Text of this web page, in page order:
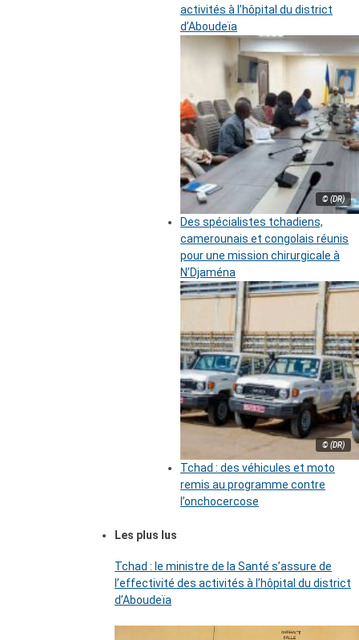
activités à l’hôpital du district
d’Aboudeïa
© (DR)
Des spécialistes tchadiens,
camerounais et congolais réunis
pour une mission chirurgicale à
N’Djaména
© (DR)
Tchad : des véhicules et moto
remis au programme contre
l’onchocercose
Les plus lus
Tchad : le ministre de la Santé s’assure de
l’effectivité des activités à l’hôpital du district
d’Aboudeïa